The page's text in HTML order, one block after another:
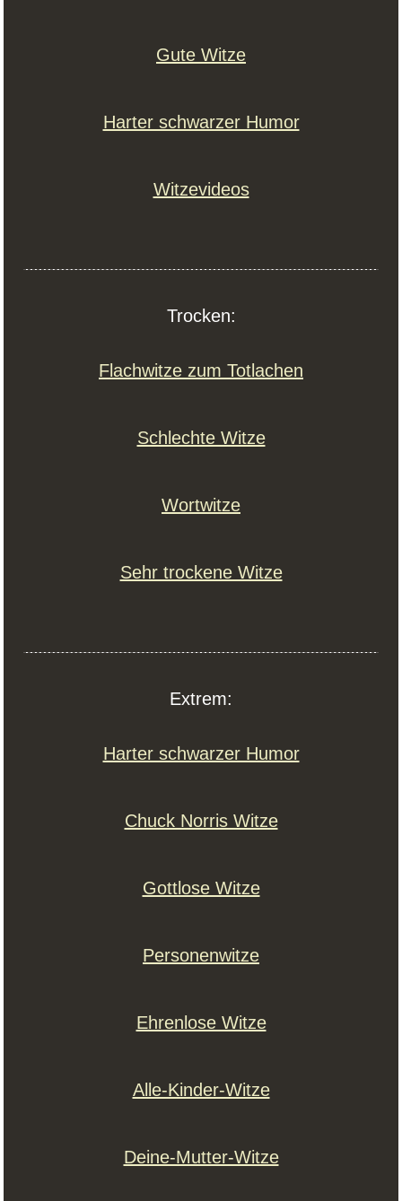
Gute Witze
Harter schwarzer Humor
Witzevideos
Trocken:
Flachwitze zum Totlachen
Schlechte Witze
Wortwitze
Sehr trockene Witze
Extrem:
Harter schwarzer Humor
Chuck Norris Witze
Gottlose Witze
Personenwitze
Ehrenlose Witze
Alle-Kinder-Witze
Deine-Mutter-Witze